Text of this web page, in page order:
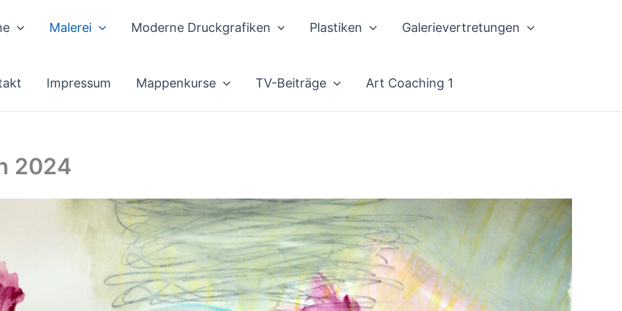
Malerei Moderne Druckgrafiken Plastiken Galerievertretungen
Impressum Mappenkurse TV-Beiträge Art Coaching 1
2024